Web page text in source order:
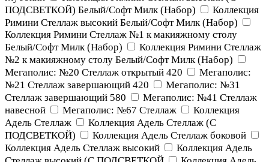
ПОДСВЕТКОЙ) Белый/Софт Милк (Набор)
Коллекция
Римини Стеллаж высокий Белый/Софт Милк (Набор)
Коллекция Римини Стеллаж №1 к макияжному столу
Белый/Софт Милк (Набор)
Коллекция Римини Стеллаж
№2 к макияжному столу Белый/Софт Милк (Набор)
Мегаполис: №20 Стеллаж открытый 420
Мегаполис:
№21 Стеллаж завершающий 420
Мегаполис: №31
Стеллаж завершающий 580
Мегаполис: №41 Стеллаж
навесной
Мегаполис: №67 Стеллаж
Коллекция
Адель Стеллаж
Коллекция Адель Стеллаж (С
ПОДСВЕТКОЙ)
Коллекция Адель Стеллаж боковой
Коллекция Адель Стеллаж высокий
Коллекция Адель